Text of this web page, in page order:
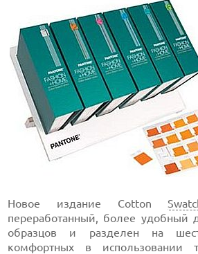
Новое издание Cotton
переработанный, более удобный
образцов и разделен на
комфортных в использовании